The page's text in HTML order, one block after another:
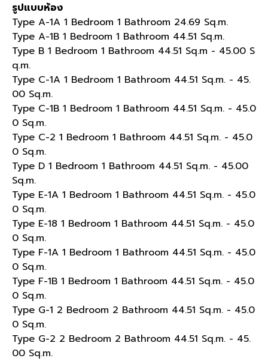
รูปแบบห้อง
Type A-1A 1 Bedroom 1 Bathroom 24.69 Sq.m.
Type A-1B 1 Bedroom 1 Bathroom 44.51 Sq.m.
Type B 1 Bedroom 1 Bathroom 44.51 Sq.m - 45.00 S
q.m.
Type C-1A 1 Bedroom 1 Bathroom 44.51 Sq.m. - 45.
00 Sq.m.
Type C-1B 1 Bedroom 1 Bathroom 44.51 Sq.m. - 45.0
0 Sq.m.
Type C-2 1 Bedroom 1 Bathroom 44.51 Sq.m. - 45.0
0 Sq.m.
Type D 1 Bedroom 1 Bathroom 44.51 Sq.m. - 45.00
Sq.m.
Type E-1A 1 Bedroom 1 Bathroom 44.51 Sq.m. - 45.0
0 Sq.m.
Type E-18 1 Bedroom 1 Bathroom 44.51 Sq.m. - 45.0
0 Sq.m.
Type F-1A 1 Bedroom 1 Bathroom 44.51 Sq.m. - 45.0
0 Sq.m.
Type F-1B 1 Bedroom 1 Bathroom 44.51 Sq.m. - 45.0
0 Sq.m.
Type G-1 2 Bedroom 2 Bathroom 44.51 Sq.m. - 45.0
0 Sq.m.
Type G-2 2 Bedroom 2 Bathroom 44.51 Sq.m. - 45.
00 Sq.m.